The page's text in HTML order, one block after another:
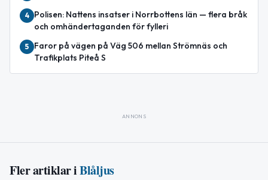
4
Polisen: Nattens insatser i Norrbottens län — flera bråk
och omhändertaganden för fylleri
5
Faror på vägen på Väg 506 mellan Strömnäs och
Trafikplats Piteå S
ANNONS
Fler artiklar iBlåljus